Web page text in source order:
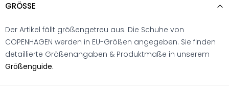
GRÖSSE
Der Artikel fällt größengetreu aus. Die Schuhe von
COPENHAGEN werden in EU-Größen angegeben. Sie finden
detaillierte Größenangaben & Produktmaße in unserem
Größenguide.